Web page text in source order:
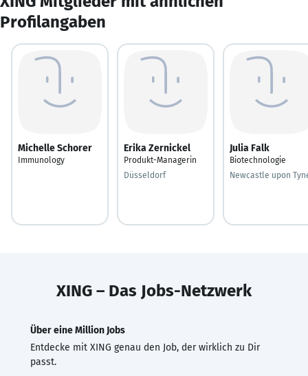
Profilangaben
Michelle Schorer
Immunology
Erika Zernickel
Produkt-Managerin
Düsseldorf
Julia Falk
Biotechnologie
Newcastle upon
XING – Das Jobs-Netzwerk
Über eine Million Jobs
Entdecke mit XING genau den Job, der wirklich zu Dir
passt.